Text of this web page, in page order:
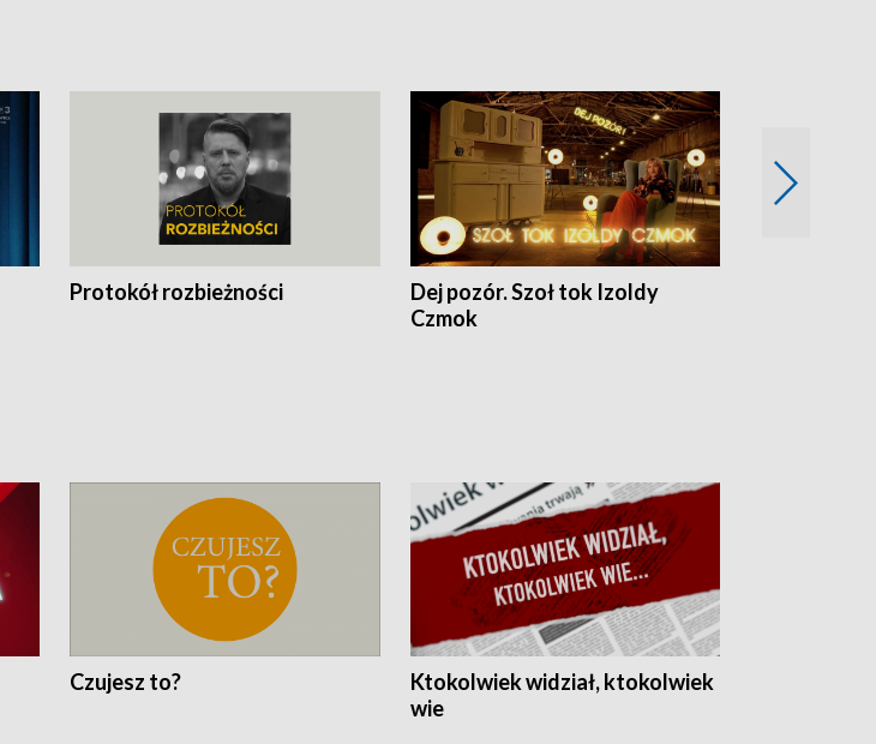
Protokół rozbieżności
Dej pozór. Szoł tok Izoldy
Czmok
Czujesz to?
Ktokolwiek widział, ktokolwiek
wie